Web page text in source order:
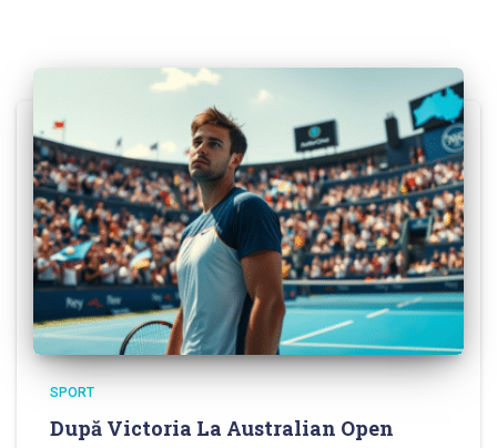
SPORT
După Victoria La Australian Open